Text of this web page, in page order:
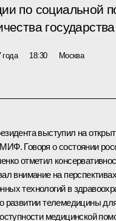
по социальной
года 18:30 Москва
выступил на
Говоря о состоянии
отметил
внимание на
технологий в
развитии телемедицины
медицинской